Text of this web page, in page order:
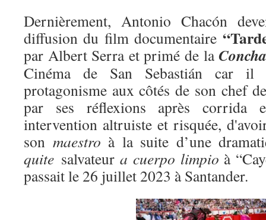
Dernièrement, Antonio Chacón
diffusion du film documentaire
par Albert Serra et primé de la
Cinéma de San Sebastián car il
protagonisme aux côtés de son chef
par ses réflexions après corrida
intervention altruiste et risquée,
son maestro à la suite d’une
quite salvateur a cuerpo limpio à
passait le 26 juillet 2023 à Santander.